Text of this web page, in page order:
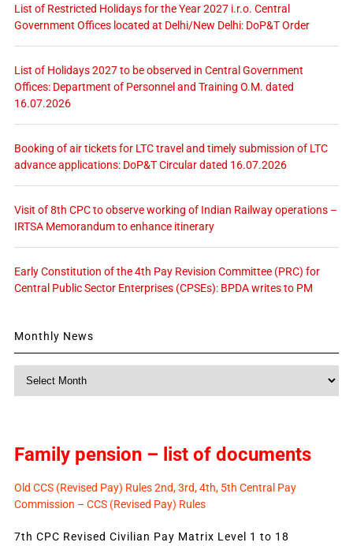
List of Restricted Holidays for the Year 2027 i.r.o. Central
Government Offices located at Delhi/New Delhi: DoP&T Order
List of Holidays 2027 to be observed in Central Government
Offices: Department of Personnel and Training O.M. dated
16.07.2026
Booking of air tickets for LTC travel and timely submission of LTC
advance applications: DoP&T Circular dated 16.07.2026
Visit of 8th CPC to observe working of Indian Railway operations –
IRTSA Memorandum to enhance itinerary
Early Constitution of the 4th Pay Revision Committee (PRC) for
Central Public Sector Enterprises (CPSEs): BPDA writes to PM
Monthly News
Monthly
Family pension – list of documents
Old CCS (Revised Pay) Rules 2nd, 3rd, 4th, 5th Central Pay
Commission – CCS (Revised Pay) Rules
7th CPC Revised Civilian Pay Matrix Level 1 to 18